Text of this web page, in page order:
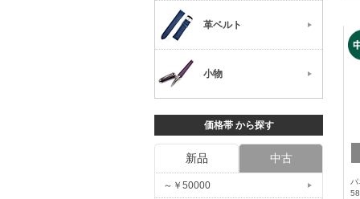
パ
革ベルト
小物
価格帯 から探す
新品 中古
～￥50000